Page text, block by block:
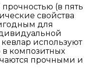
(в пять
свойства
для
кевлар используют
в композитных
прочными и